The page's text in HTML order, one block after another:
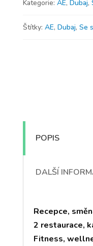
Kategorie: AE, Dubaj,
Štítky: AE, Dubaj, Se
POPIS
DALŠÍ
Recepce,
2 restaurace,
Fitness,